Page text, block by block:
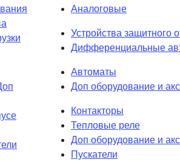
Аналоговые
Устройства защитного
Дифференциальные
Автоматы
Доп оборудование и
Контакторы
Тепловые реле
Доп оборудование и
Пускатели